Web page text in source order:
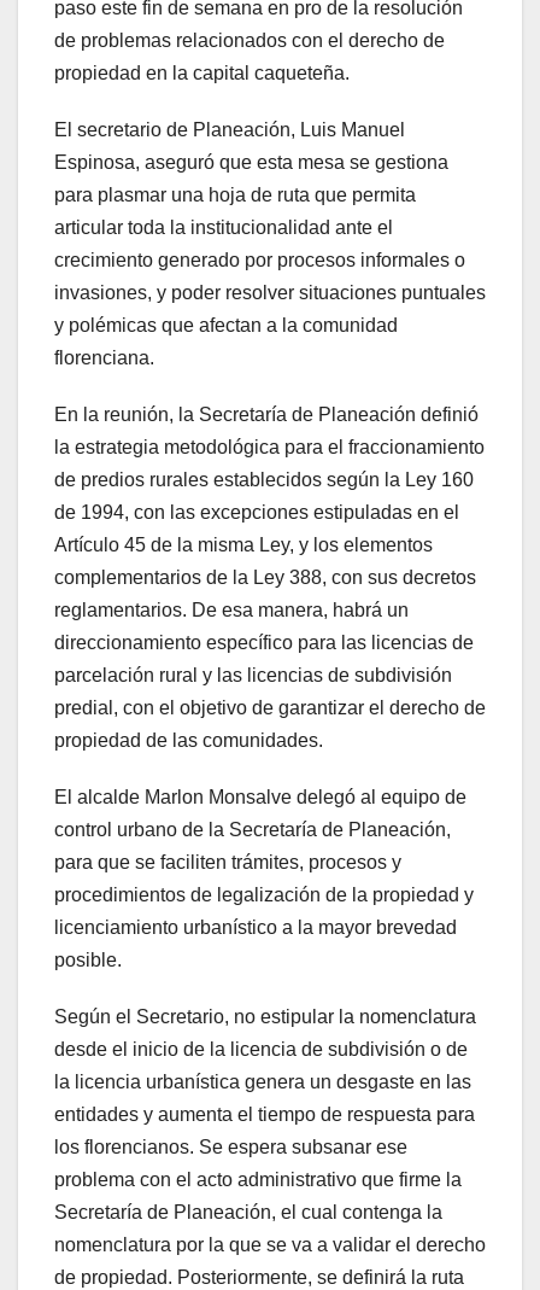
paso este fin de semana en pro de la resolución
de problemas relacionados con el derecho de
propiedad en la capital caqueteña.
El secretario de Planeación, Luis Manuel
Espinosa, aseguró que esta mesa se gestiona
para plasmar una hoja de ruta que permita
articular toda la institucionalidad ante el
crecimiento generado por procesos informales o
invasiones, y poder resolver situaciones puntuales
y polémicas que afectan a la comunidad
florenciana.
En la reunión, la Secretaría de Planeación definió
la estrategia metodológica para el fraccionamiento
de predios rurales establecidos según la Ley 160
de 1994, con las excepciones estipuladas en el
Artículo 45 de la misma Ley, y los elementos
complementarios de la Ley 388, con sus decretos
reglamentarios. De esa manera, habrá un
direccionamiento específico para las licencias de
parcelación rural y las licencias de subdivisión
predial, con el objetivo de garantizar el derecho de
propiedad de las comunidades.
El alcalde Marlon Monsalve delegó al equipo de
control urbano de la Secretaría de Planeación,
para que se faciliten trámites, procesos y
procedimientos de legalización de la propiedad y
licenciamiento urbanístico a la mayor brevedad
posible.
Según el Secretario, no estipular la nomenclatura
desde el inicio de la licencia de subdivisión o de
la licencia urbanística genera un desgaste en las
entidades y aumenta el tiempo de respuesta para
los florencianos. Se espera subsanar ese
problema con el acto administrativo que firme la
Secretaría de Planeación, el cual contenga la
nomenclatura por la que se va a validar el derecho
de propiedad. Posteriormente, se definirá la ruta